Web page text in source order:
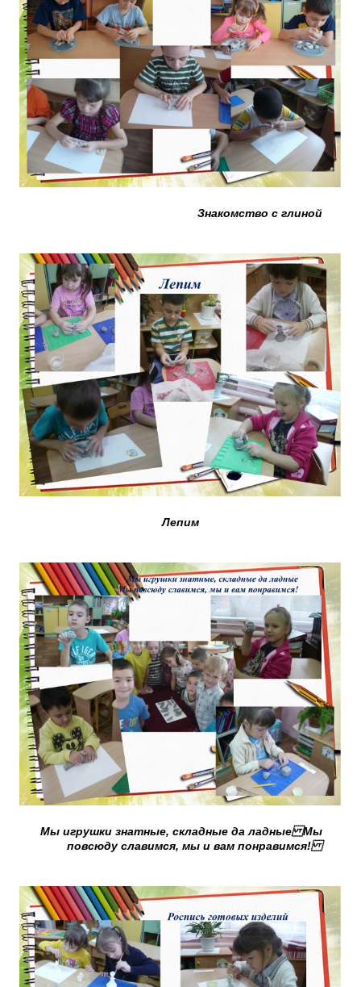
Знакомство с глиной
Лепим
Мы игрушки знатные, складные да ладные Мы
повсюду славимся, мы и вам понравимся!